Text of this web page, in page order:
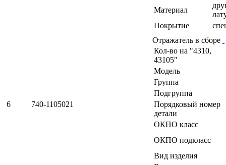
Материал
Покрытие
6 740-1105021
Отражатель в сборе
Кол-во на "4310,
43105"
Модель
Группа
Подгруппа
Порядковый номер
детали
ОКПО класс
ОКПО подкласс
Вид изделия